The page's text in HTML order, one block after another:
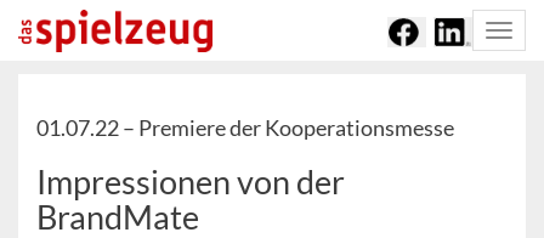
01.07.22 – Premiere der Kooperationsmesse
Impressionen von der
BrandMate